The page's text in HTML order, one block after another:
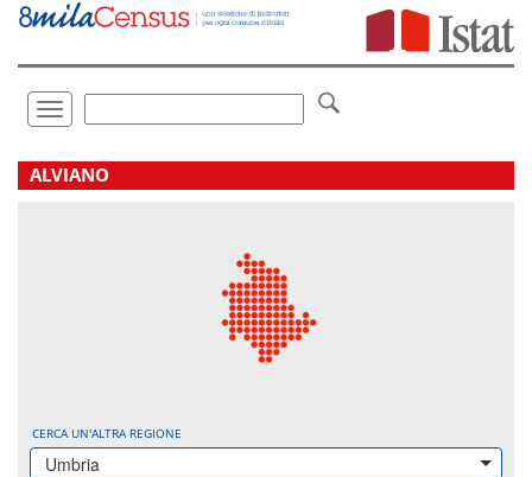
Vai
direttamente
Toggle
navigation
.
ALVIANO
CERCA UN'ALTRA REGIONE
Umbria